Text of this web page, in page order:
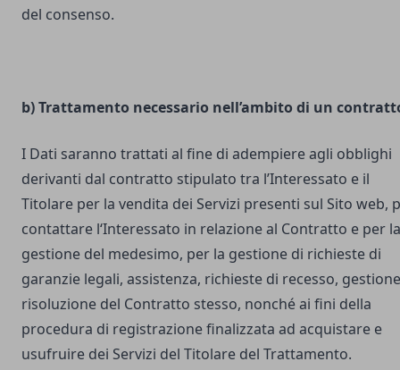
del consenso.
b) Trattamento necessario nell’ambito di un
I Dati saranno trattati al fine di adempiere agli obblighi
derivanti dal contratto stipulato tra l’Interessato e il
Titolare per la vendita dei Servizi presenti sul Sito web,
contattare l‘Interessato in relazione al Contratto e per la
gestione del medesimo, per la gestione di richieste di
garanzie legali, assistenza, richieste di recesso,
risoluzione del Contratto stesso, nonché ai fini della
procedura di registrazione finalizzata ad acquistare e
usufruire dei Servizi del Titolare del Trattamento.